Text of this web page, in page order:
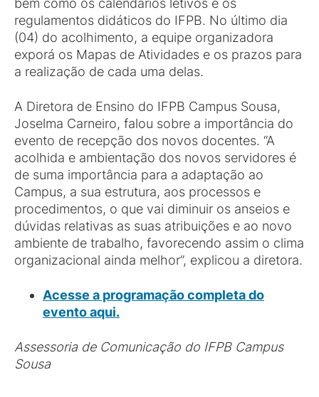
bem como os calendários letivos e os
regulamentos didáticos do IFPB. No último dia
(04) do acolhimento, a equipe organizadora
exporá os Mapas de Atividades e os prazos para
a realização de cada uma delas.
A Diretora de Ensino do IFPB Campus Sousa,
Joselma Carneiro, falou sobre a importância do
evento de recepção dos novos docentes. “A
acolhida e ambientação dos novos servidores é
de suma importância para a adaptação ao
Campus, a sua estrutura, aos processos e
procedimentos, o que vai diminuir os anseios e
dúvidas relativas as suas atribuições e ao novo
ambiente de trabalho, favorecendo assim o clima
organizacional ainda melhor”, explicou a diretora.
Acesse a programação completa do
evento aqui.
Assessoria de Comunicação do IFPB Campus
Sousa